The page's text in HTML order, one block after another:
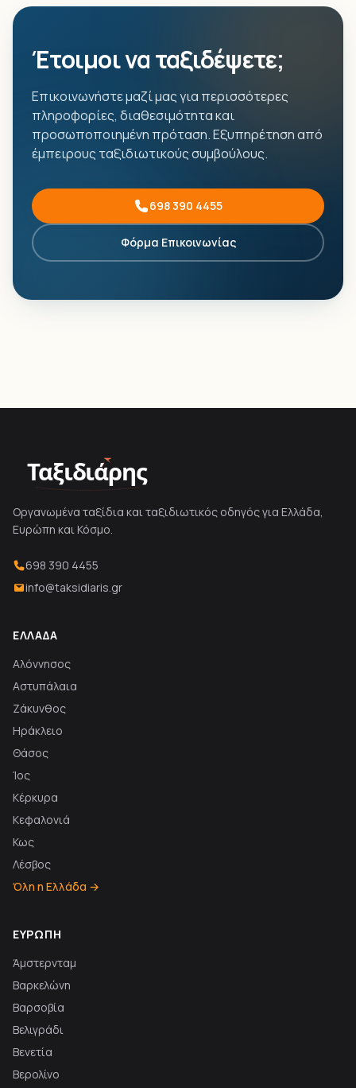
Έτοιμοι να ταξιδέψετε;
Επικοινωνήστε μαζί μας για περισσότερες
πληροφορίες, διαθεσιμότητα και
προσωποποιημένη πρόταση. Εξυπηρέτηση από
έμπειρους ταξιδιωτικούς συμβούλους.
698 390 4455
Φόρμα Επικοινωνίας
Ταξιδιάρης
Οργανωμένα ταξίδια και ταξιδιωτικός οδηγός για Ελλάδα,
Ευρώπη και Κόσμο.
698 390 4455
info@taksidiaris.gr
ΕΛΛΆΔΑ
Αλόννησος
Αστυπάλαια
Ζάκυνθος
Ηράκλειο
Θάσος
Ίος
Κέρκυρα
Κεφαλονιά
Κως
Λέσβος
Όλη η Ελλάδα →
ΕΥΡΏΠΗ
Άμστερνταμ
Βαρκελώνη
Βαρσοβία
Βελιγράδι
Βενετία
Βερολίνο